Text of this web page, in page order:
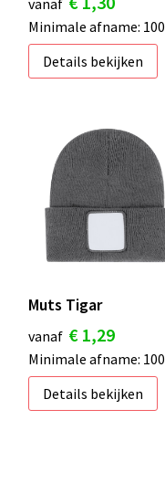
Minimale afname: 100
Details bekijken
Muts Tigar
vanaf € 1,29
Minimale afname: 100
Details bekijken